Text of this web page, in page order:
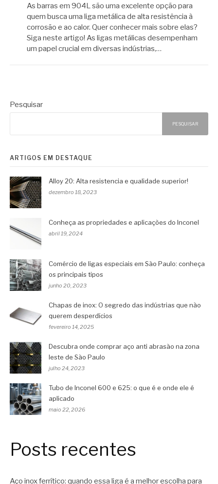
As barras em 904L são uma excelente opção para
quem busca uma liga metálica de alta resistência à
corrosão e ao calor. Quer conhecer mais sobre elas?
Siga neste artigo! As ligas metálicas desempenham
um papel crucial em diversas indústrias,…
Pesquisar
PESQUISAR
ARTIGOS EM DESTAQUE
Alloy 20: Alta resistencia e qualidade superior!
dezembro 18, 2023
Conheça as propriedades e aplicações do Inconel
abril 19, 2024
Comércio de ligas especiais em São Paulo: conheça
os principais tipos
junho 20, 2023
Chapas de inox: O segredo das indústrias que não
querem desperdícios
fevereiro 14, 2025
Descubra onde comprar aço anti abrasão na zona
leste de São Paulo
julho 24, 2023
Tubo de Inconel 600 e 625: o que é e onde ele é
aplicado
maio 22, 2026
Posts recentes
Aço inox ferrítico: quando essa liga é a melhor escolha para